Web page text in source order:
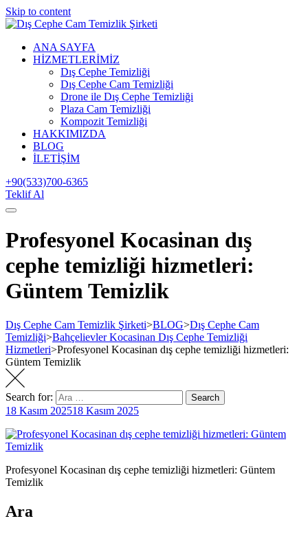
Skip to content
ANA SAYFA
HİZMETLERİMİZ
Dış Cephe Temizliği
Dış Cephe Cam Temizliği
Drone ile Dış Cephe Temizliği
Plaza Cam Temizliği
Kompozit Temizliği
HAKKIMIZDA
BLOG
İLETİŞİM
+90(533)700-6365
Teklif Al
Profesyonel Kocasinan dış
cephe temizliği hizmetleri:
Güntem Temizlik
Dış Cephe Cam Temizlik Şirketi>BLOG>Dış Cephe Cam
Temizliği>Bahçelievler Kocasinan Dış Cephe Temizliği
Hizmetleri>Profesyonel Kocasinan dış cephe temizliği hizmetleri:
Güntem Temizlik
Search for: Search
18 Kasım 202518 Kasım 2025
Profesyonel Kocasinan dış cephe temizliği hizmetleri: Güntem
Temizlik
Ara